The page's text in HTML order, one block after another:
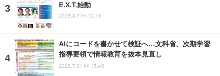
E.X.T.始動
2026.8.7 Fri 12:15
AIにコードを書かせて検証へ…文科省、次期学習
指導要領で情報教育を抜本見直し
2026.7.31 Fri 15:45